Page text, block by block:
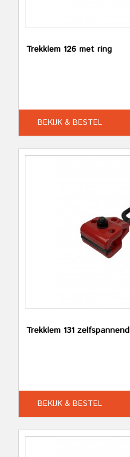
Trekklem 126 met ring
BEKIJK & BESTEL
Trekklem 131 zelfspannend
BEKIJK & BESTEL